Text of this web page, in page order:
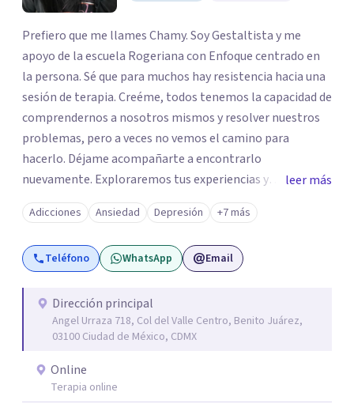
Prefiero que me llames Chamy. Soy Gestaltista y me
apoyo de la escuela Rogeriana con Enfoque centrado en
la persona. Sé que para muchos hay resistencia hacia una
sesión de terapia. Creéme, todos tenemos la capacidad de
comprendernos a nosotros mismos y resolver nuestros
problemas, pero a veces no vemos el camino para
hacerlo. Déjame acompañarte a encontrarlo
nuevamente. Exploraremos tus experiencias y
emociones; encontrar en la novedad otra forma de
responder a ellas y enfrentarlas hoy es a lo que te invito.
Reinventarse es una opción. La relación que
construyamos tú y yo basada en la confianza, honestidad
Aceptación y cambio a través de la empatía con nosotros
y el mundo. Un ambiente que no juzga, un lugar seguro
para hablar de aquello que nos resistimos a aceptar. Sé
del profundo vacío que deja la muerte de un ser querido o
la pérdida de una mascota; lo devastador que es separarte
de quien amas o la frustración al perder un proyecto de
leer más
Adicciones Ansiedad Depresión +7 más
Teléfono WhatsApp Email
Dirección principal
Angel Urraza 718, Col del Valle Centro, Benito Juárez,
03100 Ciudad de México, CDMX
Online
Terapia online